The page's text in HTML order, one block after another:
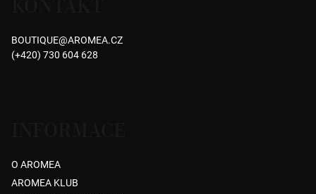
BOUTIQUE@AROMEA.CZ
(+420) 730 604 628
O AROMEA
AROMEA KLUB